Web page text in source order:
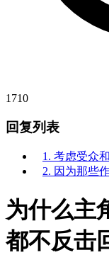
1710
回复列表
1. 考虑受众
2. 因为那些
为什么主
都不反击